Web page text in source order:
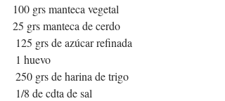
100 grs manteca vegetal
25 grs manteca de cerdo
125 grs de azúcar refinada
1 huevo
250 grs de harina de trigo
1/8 de cdta de sal